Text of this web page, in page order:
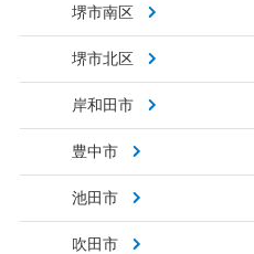
堺市南区
堺市北区
岸和田市
豊中市
池田市
吹田市